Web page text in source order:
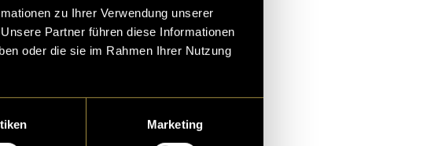
zu Ihrer Verwendung unserer
Partner führen diese Informationen
oder die sie im Rahmen Ihrer Nutzung
Marketing